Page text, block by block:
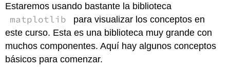
Estaremos usando bastante la biblioteca
matplotlib
para visualizar los conceptos en
este curso. Esta es una biblioteca muy grande con
muchos componentes. Aquí hay algunos conceptos
básicos para comenzar.